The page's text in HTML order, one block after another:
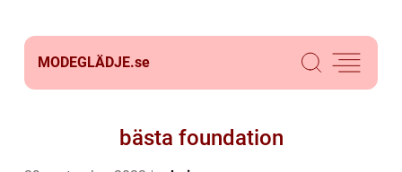
MODEGLÄDJE.se
bästa foundation